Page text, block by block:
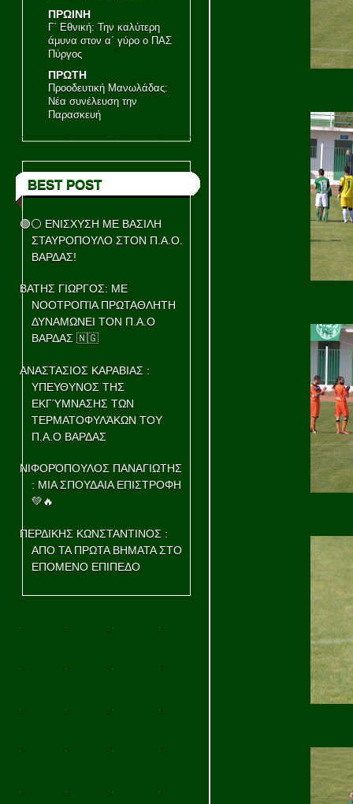
ΠΡΩΙΝΗ
Γ΄ Εθνική: Την καλύτερη
άμυνα στον α΄ γύρο ο ΠΑΣ
Πύργος
ΠΡΩΤΗ
Προοδευτική Μανωλάδας:
Νέα συνέλευση την
Παρασκευή
BEST POST
🟢⚪ ΕΝΙΣΧΥΣΗ ΜΕ ΒΑΣΙΛΗ
ΣΤΑΥΡΟΠΟΥΛΟ ΣΤΟΝ Π.Α.Ο.
ΒΑΡΔΑΣ!
ΒΑΤΗΣ ΓΙΩΡΓΟΣ: ΜΕ
ΝΟΟΤΡΟΠΊΑ ΠΡΩΤΑΘΛΗΤΗ
ΔΥΝΑΜΩΝΕΙ ΤΟΝ Π.Α.Ο
ΒΑΡΔΑΣ 🇳🇬
ΑΝΑΣΤΑΣΙΟΣ ΚΑΡΑΒΙΑΣ :
ΥΠΕΥΘΥΝΟΣ ΤΗΣ
ΕΚΓΎΜΝΑΣΗΣ ΤΩΝ
ΤΕΡΜΑΤΟΦΥΛΆΚΩΝ ΤΟΥ
Π.Α.Ο ΒΑΡΔΑΣ
ΝΙΦΟΡΌΠΟΥΛΟΣ ΠΑΝΑΓΙΩΤΗΣ
: ΜΙΑ ΣΠΟΥΔΑΙΑ ΕΠΙΣΤΡΟΦΗ
💚🔥
ΠΕΡΔΙΚΗΣ ΚΩΝΣΤΑΝΤΙΝΟΣ :
ΑΠΟ ΤΑ ΠΡΩΤΑ ΒΗΜΑΤΑ ΣΤΟ
ΕΠΟΜΕΝΟ ΕΠΙΠΕΔΟ